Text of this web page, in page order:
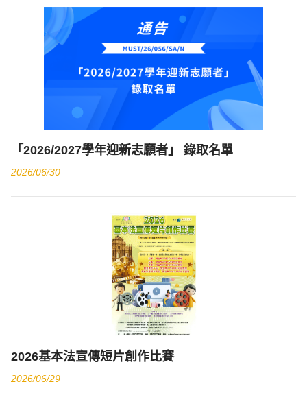
「2026/2027學年迎新志願者」 錄取名單
2026/06/30
2026基本法宣傳短片創作比賽
2026/06/29